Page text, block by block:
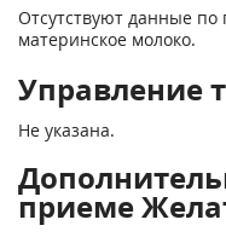
Отсутствуют данные
материнское молоко.
Управление
Не указана.
приеме